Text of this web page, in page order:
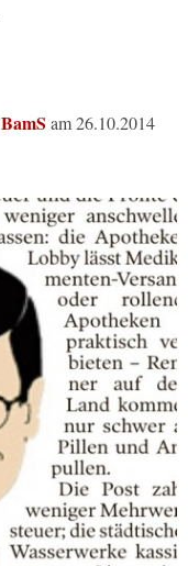
BamS am 26.10.2014